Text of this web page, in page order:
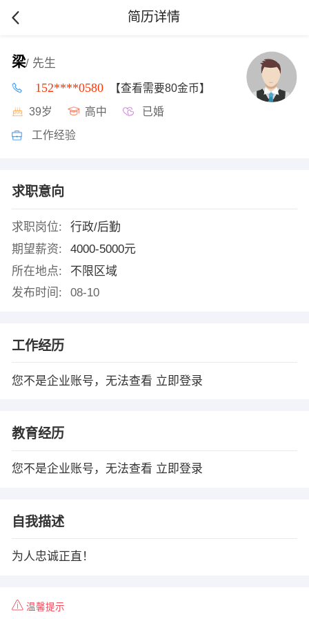
简历详情
梁/ 先生
152****0580 【查看需要80金币】
39岁 高中 已婚
工作经验
求职意向
求职岗位:
行政/后勤
期望薪资:
4000-5000元
所在地点:
不限区域
发布时间:
08-10
工作经历
您不是企业账号，无法查看 立即登录
教育经历
您不是企业账号，无法查看 立即登录
自我描述
为人忠诚正直！
温馨提示